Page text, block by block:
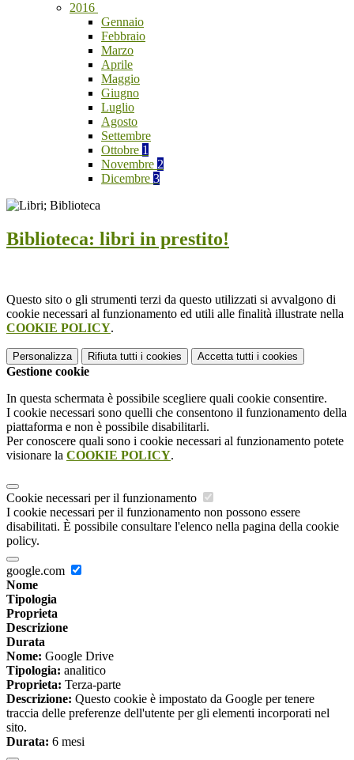
2016
Gennaio
Febbraio
Marzo
Aprile
Maggio
Giugno
Luglio
Agosto
Settembre
Ottobre 1
Novembre 2
Dicembre 3
Biblioteca: libri in prestito!
Questo sito o gli strumenti terzi da questo utilizzati si avvalgono di
cookie necessari al funzionamento ed utili alle finalità illustrate nella
COOKIE POLICY.
Personalizza Rifiuta tutti i cookies Accetta tutti i cookies
Gestione cookie
In questa schermata è possibile scegliere quali cookie consentire.
I cookie necessari sono quelli che consentono il funzionamento della
piattaforma e non è possibile disabilitarli.
Per conoscere quali sono i cookie necessari al funzionamento potete
visionare la COOKIE POLICY.
Cookie necessari per il funzionamento
I cookie necessari per il funzionamento non possono essere
disabilitati. È possibile consultare l'elenco nella pagina della cookie
policy.
google.com
Nome
Tipologia
Proprieta
Descrizione
Durata
Nome: Google Drive
Tipologia: analitico
Proprieta: Terza-parte
Descrizione: Questo cookie è impostato da Google per tenere
traccia delle preferenze dell'utente per gli elementi incorporati nel
sito.
Durata: 6 mesi